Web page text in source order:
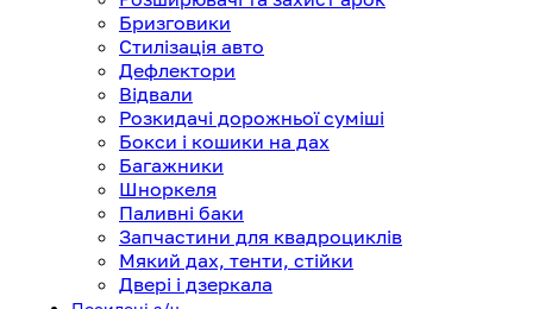
Бризговики
Стилізація авто
Дефлектори
Відвали
Розкидачі дорожньої суміші
Бокси і кошики на дах
Багажники
Шноркеля
Паливні баки
Запчастини для квадроциклів
Мякий дах, тенти, стійки
Двері і дзеркала